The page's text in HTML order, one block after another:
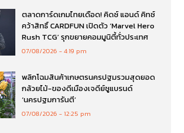
ตลาดการ์ดเกมไทยเดือด! คิดซ์ แอนด์ คิทซ์
คว้าสิทธิ์ CARDFUN เปิดตัว ‘Marvel Hero
Rush TCG’ รุกขยายคอมมูนิตี้ทั่วประเทศ
07/08/2026 4:19 pm
พลิกโฉมสินค้าเกษตรนครปฐมรวมสุดยอด
กล้วยไม้-ของดีเมืองเจดีย์ชูแบรนด์
‘นครปฐมการันตี’
07/08/2026 12:25 pm